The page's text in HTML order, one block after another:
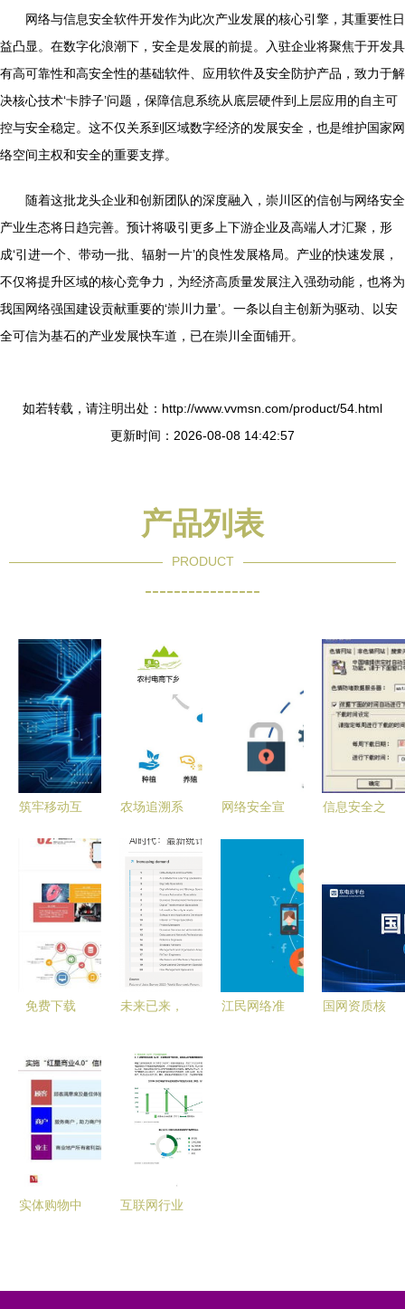
网络与信息安全软件开发作为此次产业发展的核心引擎，其重要性日
益凸显。在数字化浪潮下，安全是发展的前提。入驻企业将聚焦于开发具
有高可靠性和高安全性的基础软件、应用软件及安全防护产品，致力于解
决核心技术‘卡脖子’问题，保障信息系统从底层硬件到上层应用的自主可
控与安全稳定。这不仅关系到区域数字经济的发展安全，也是维护国家网
络空间主权和安全的重要支撑。
随着这批龙头企业和创新团队的深度融入，崇川区的信创与网络安全
产业生态将日趋完善。预计将吸引更多上下游企业及高端人才汇聚，形
成‘引进一个、带动一批、辐射一片’的良性发展格局。产业的快速发展，
不仅将提升区域的核心竞争力，为经济高质量发展注入强劲动能，也将为
我国网络强国建设贡献重要的‘崇川力量’。一条以自主创新为驱动、以安
全可信为基石的产业发展快车道，已在崇川全面铺开。
如若转载，请注明出处：http://www.vvmsn.com/product/54.html
更新时间：2026-08-08 14:42:57
产品列表
PRODUCT
----------------
筑牢移动互
者意识觉醒
开始
农场追溯系
解决方案
网络安全宣
的你，必须
掌握这些网
信息安全之
在网络与信
息安全中的
免费下载
网络与信息
安全软件开
发实战指南
未来已来，
——爱迪学
校关于网络
与信息安全
时代的教育
思考
江民网络准
国网资质核
实体购物中
互联网行业